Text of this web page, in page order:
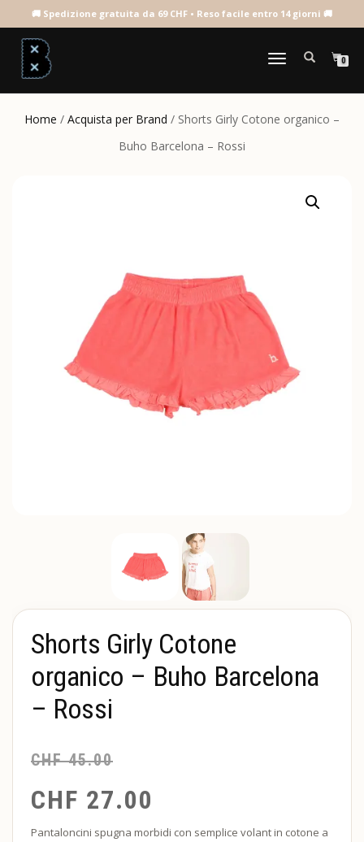
NAVIGAZIONE
0
Home / Acquista per Brand / Shorts Girly Cotone organico –
Buho Barcelona – Rossi
Shorts Girly Cotone
organico – Buho Barcelona
– Rossi
CHF45.00
CHF 27.00
Pantaloncini spugna morbidi con semplice volant in cotone a